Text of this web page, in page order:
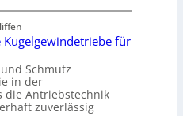
Kugelgewindetriebe für
Schmutz
in der
die Antriebstechnik
zuverlässig